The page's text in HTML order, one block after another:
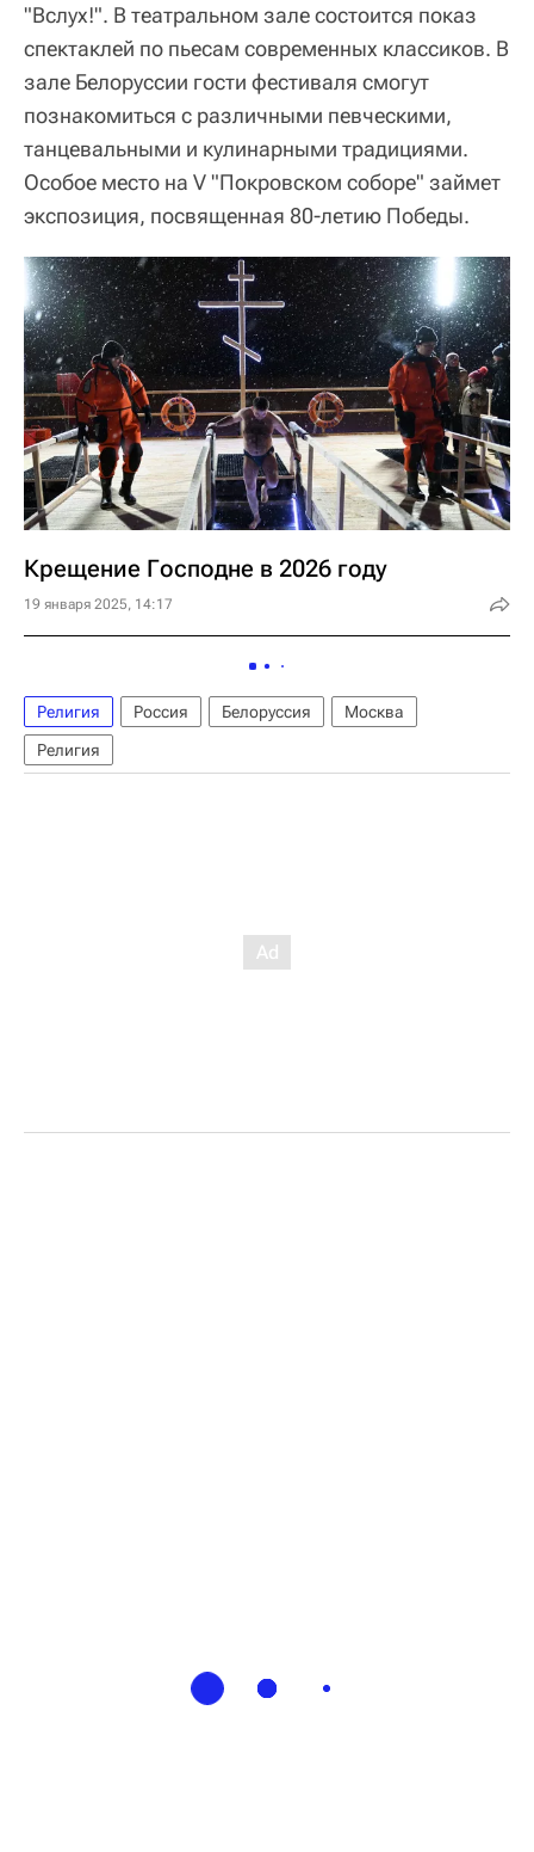
"Вслух!". В театральном зале состоится показ
спектаклей по пьесам современных классиков. В
зале Белоруссии гости фестиваля смогут
познакомиться с различными певческими,
танцевальными и кулинарными традициями.
Особое место на V "Покровском соборе" займет
экспозиция, посвященная 80-летию Победы.
Крещение Господне в 2026 году
19 января 2025, 14:17
Религия Россия Белоруссия
Москва
Религия